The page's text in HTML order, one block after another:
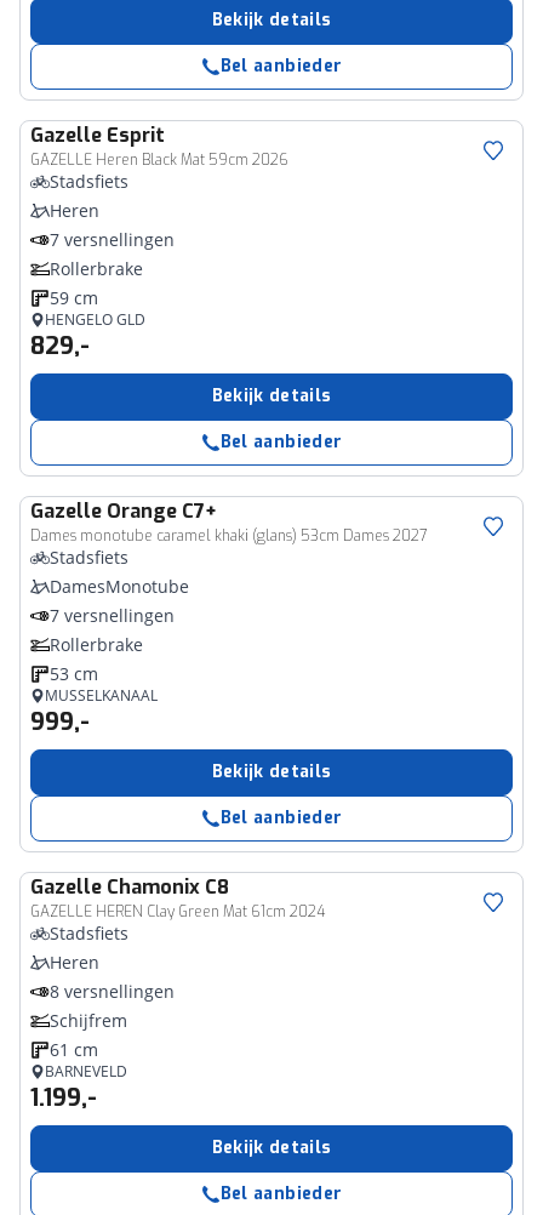
Bekijk details
Bel aanbieder
Gazelle Esprit
GAZELLE Heren Black Mat 59cm 2026
Stadsfiets
Heren
7 versnellingen
Rollerbrake
59 cm
HENGELO GLD
829,-
Bekijk details
Bel aanbieder
Gazelle Orange C7+
Dames monotube caramel khaki (glans) 53cm Dames 2027
Stadsfiets
DamesMonotube
7 versnellingen
Rollerbrake
53 cm
MUSSELKANAAL
999,-
Bekijk details
Bel aanbieder
Gazelle Chamonix C8
GAZELLE HEREN Clay Green Mat 61cm 2024
Stadsfiets
Heren
8 versnellingen
Schijfrem
61 cm
BARNEVELD
1.199,-
Bekijk details
Bel aanbieder